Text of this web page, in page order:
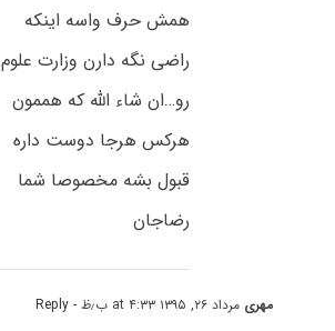
همش حرف واسه اینکه
راضی نگه دارن وزارت علوم
رو…ان شاء الله که هممون
هرکس هرجا دوست داره
قبول بشه مخصوصا شما
رضاجان
مهری مرداد ۲۶, ۱۳۹۵ at ۴:۳۳ ب٫ظ - Reply